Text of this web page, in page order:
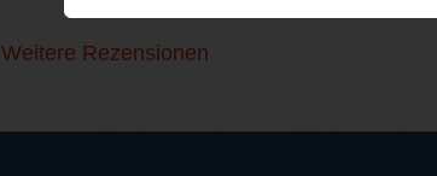
Weitere Rezensionen